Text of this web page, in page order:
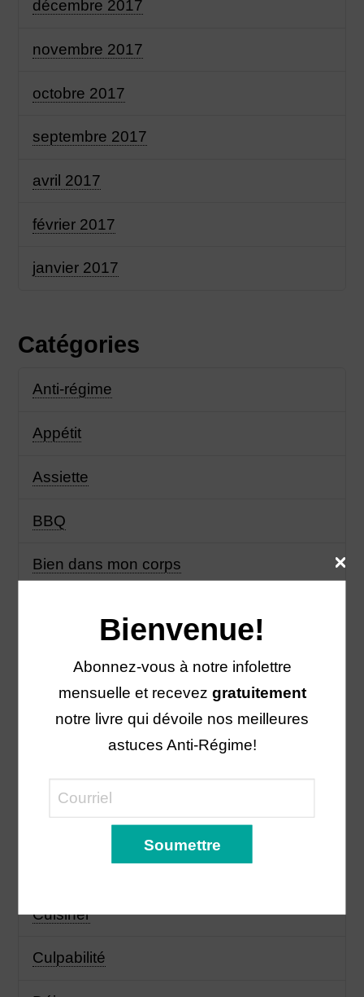
décembre 2017
novembre 2017
octobre 2017
septembre 2017
avril 2017
février 2017
janvier 2017
Catégories
Anti-régime
Appétit
Assiette
BBQ
Bien dans mon corps
Boisson
Cholestérol
Collation
Côlon irritable
Cuisiner
Culpabilité
Bienvenue!
Abonnez-vous à notre infolettre
mensuelle et recevez gratuitement
notre livre qui dévoile nos meilleures
astuces Anti-Régime!